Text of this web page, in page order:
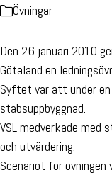
Övningar
Den 26 januari 2010
Götaland en
Syftet var att under en
stabsuppbyggnad.
VSL medverkade med
och utvärdering.
Scenariot för övningen